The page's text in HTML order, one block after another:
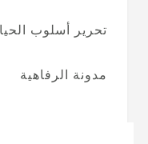
تحرير أسلوب
مدونة الرفاهية